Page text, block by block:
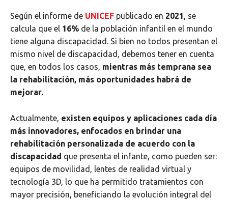
Según el informe de UNICEF publicado en 2021, se
calcula que el 16% de la población infantil en el mundo
tiene alguna discapacidad. Si bien no todos presentan el
mismo nivel de discapacidad, debemos tener en cuenta
que, en todos los casos, mientras más temprana sea
la rehabilitación, más oportunidades habrá de
mejorar.
Actualmente, existen equipos y aplicaciones cada día
más innovadores, enfocados en brindar una
rehabilitación personalizada de acuerdo con la
discapacidad que presenta el infante, como pueden ser:
equipos de movilidad, lentes de realidad virtual y
tecnología 3D, lo que ha permitido tratamientos con
mayor precisión, beneficiando la evolución integral del